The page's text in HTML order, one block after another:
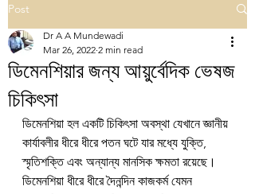
Post
ডিমেনশিয়ার জন্য আয়ুর্বেদিক ভেষজ
চিকিৎসা
Dr A A Mundewadi
Mar 26, 2022 2 min read
ডিমেনশিয়া হল একটি চিকিৎসা অবস্থা যেখানে জ্ঞানীয়
কার্যাবলীর ধীরে ধীরে পতন ঘটে যার মধ্যে যুক্তি,
স্মৃতিশক্তি এবং অন্যান্য মানসিক ক্ষমতা রয়েছে।
ডিমেনশিয়া ধীরে ধীরে দৈনন্দিন কাজকর্ম যেমন